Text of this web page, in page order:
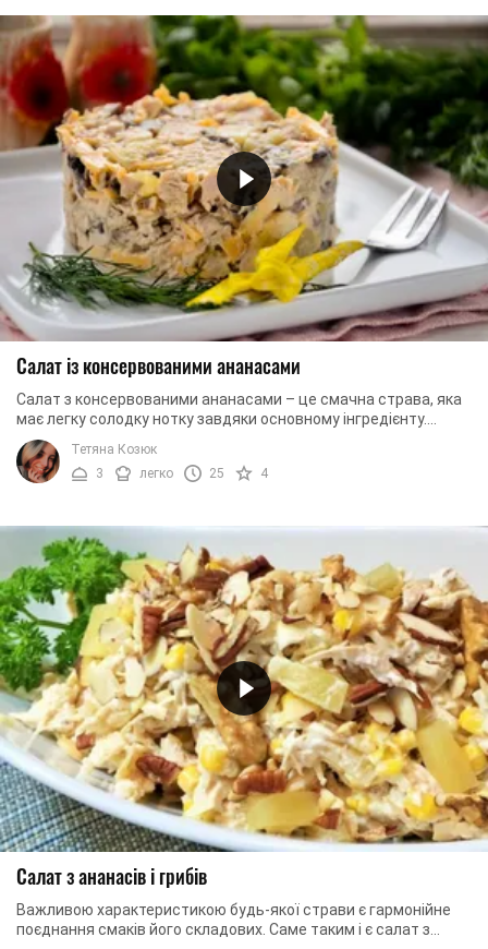
Салат із консервованими ананасами
Салат з консервованими ананасами – це смачна страва, яка
має легку солодку нотку завдяки основному інгредієнту.
Вдало доповнює смак ананасів варене ...
Тетяна Козюк
3
легко 25 4
Салат з ананасів і грибів
Важливою характеристикою будь-якої страви є гармонійне
поєднання смаків його складових. Саме таким і є салат з